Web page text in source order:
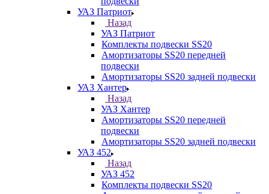
УАЗ Патриот
Назад
УАЗ Патриот
Комплекты подвески SS20
Амортизаторы SS20 передней
подвески
Амортизаторы SS20 задней подвески
УАЗ Хантер
Назад
УАЗ Хантер
Амортизаторы SS20 передней
подвески
Амортизаторы SS20 задней подвески
УАЗ 452
Назад
УАЗ 452
Комплекты подвески SS20